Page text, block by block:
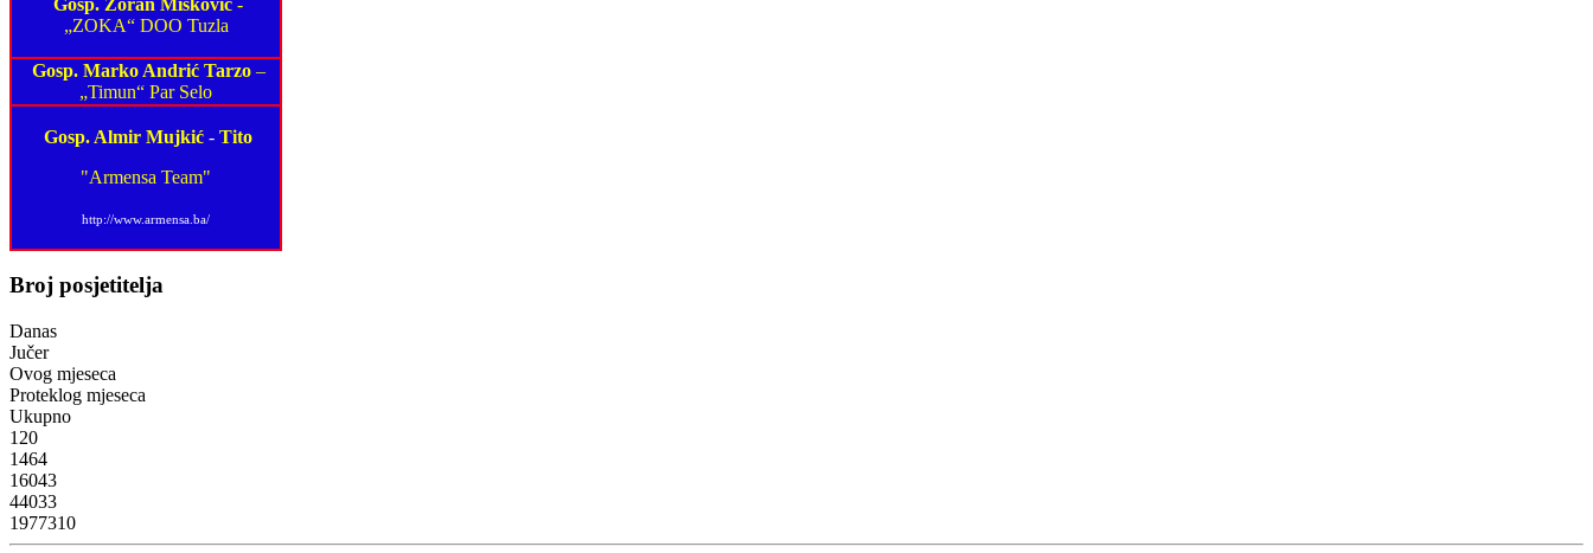
„ZOKA“ DOO Tuzla
Gosp. Marko Andrić Tarzo–
„Timun“ Par Selo
Gosp. Almir Mujkić - Tito
"Armensa Team"
http://www.armensa.ba/
Broj posjetitelja
Danas
Jučer
Ovog mjeseca
Proteklog mjeseca
Ukupno
120
1464
16043
44033
1977310